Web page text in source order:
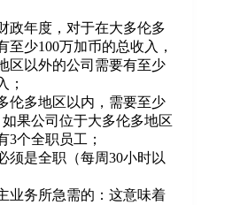
政年度，对于在大多伦多
至少100万加币的总收入，
区以外的公司需要有至少
；
伦多地区以内，需要至少
果公司位于大多伦多地区
3个全职员工；
须是全职（每周30小时以
业务所急需的：这意味着